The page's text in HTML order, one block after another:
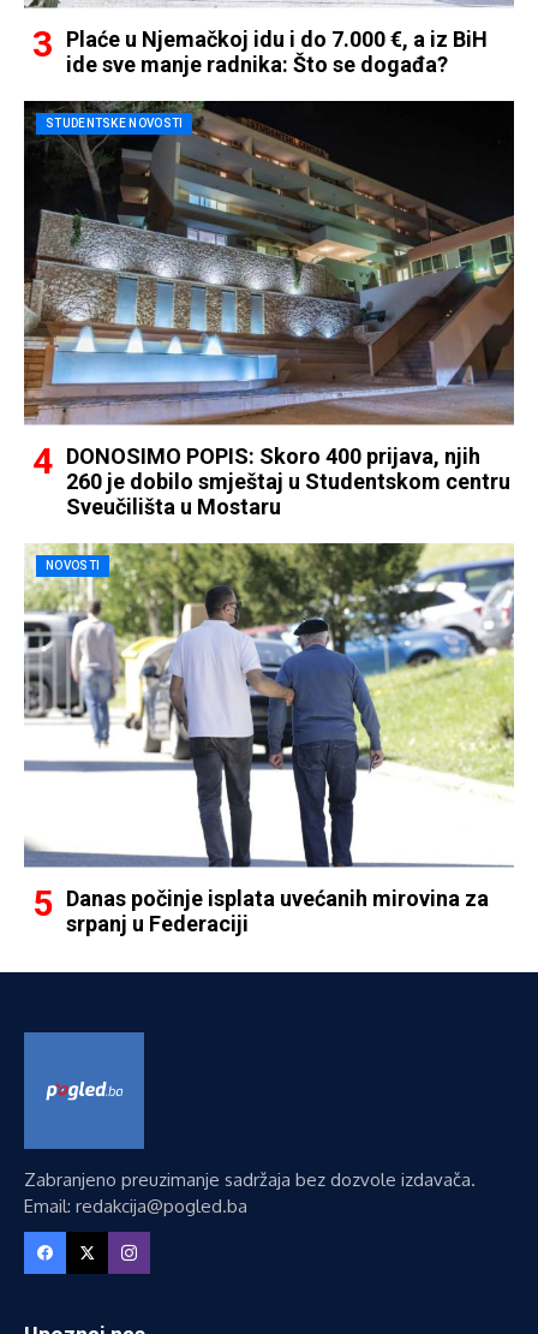
Plaće u Njemačkoj idu i do 7.000 €, a iz BiH
ide sve manje radnika: Što se događa?
STUDENTSKE NOVOSTI
DONOSIMO POPIS: Skoro 400 prijava, njih
260 je dobilo smještaj u Studentskom centru
Sveučilišta u Mostaru
NOVOSTI
Danas počinje isplata uvećanih mirovina za
srpanj u Federaciji
Zabranjeno preuzimanje sadržaja bez dozvole izdavača.
Email: redakcija@pogled.ba